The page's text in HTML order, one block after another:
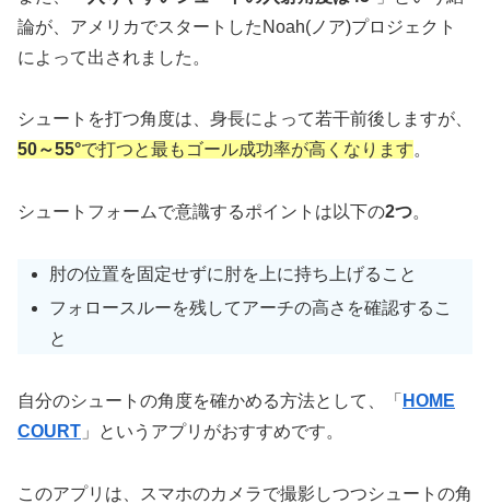
論が、アメリカでスタートしたNoah(ノア)プロジェクト
によって出されました。
シュートを打つ角度は、身長によって若干前後しますが、
50～55°で打つと最もゴール成功率が高くなります。
シュートフォームで意識するポイントは以下の2つ。
肘の位置を固定せずに肘を上に持ち上げること
フォロースルーを残してアーチの高さを確認するこ
と
自分のシュートの角度を確かめる方法として、「 HOME
COURT 」というアプリがおすすめです。
このアプリは、スマホのカメラで撮影しつつシュートの角